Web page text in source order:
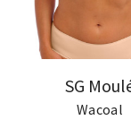
SG
Wacoal